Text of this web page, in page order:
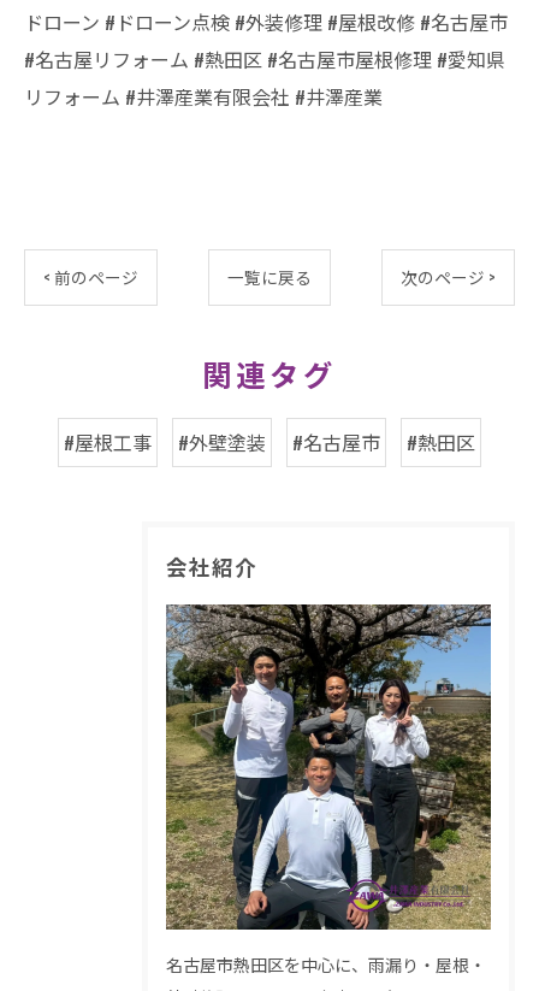
ドローン #ドローン点検 #外装修理 #屋根改修 #名古屋市
#名古屋リフォーム #熱田区 #名古屋市屋根修理 #愛知県
リフォーム #井澤産業有限会社 #井澤産業
< 前のページ 一覧に戻る 次のページ >
関連タグ
#屋根工事 #外壁塗装 #名古屋市 #熱田区
会社紹介
名古屋市熱田区を中心に、雨漏り・屋根・